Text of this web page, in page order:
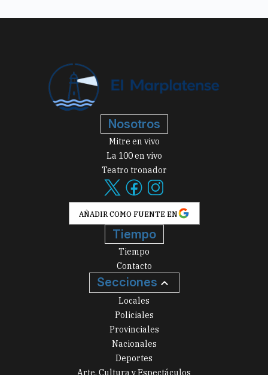
Nosotros
Mitre en vivo
La 100 en vivo
Teatro tronador
AÑADIR COMO FUENTE EN
Tiempo
Tiempo
Contacto
Secciones
Locales
Policiales
Provinciales
Nacionales
Deportes
Arte, Cultura y Espectáculos